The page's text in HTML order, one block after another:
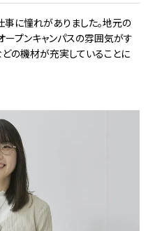
に憧れがありました。地元の
プンキャンパスの雰囲気がす
どの機材が充実していることに